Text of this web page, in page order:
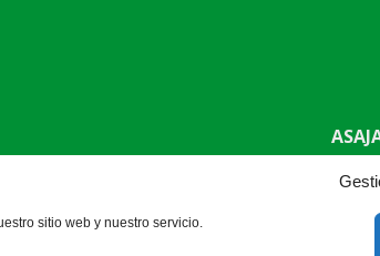
sitio web y nuestro servicio.